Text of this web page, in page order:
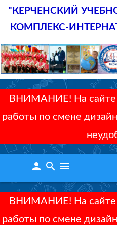
"КЕРЧЕНСКИЙ
КОМПЛЕКС-
ВНИМАНИЕ! На сайте
работы по смене
person search menu
ВНИМАНИЕ! На сайте
работы по смене